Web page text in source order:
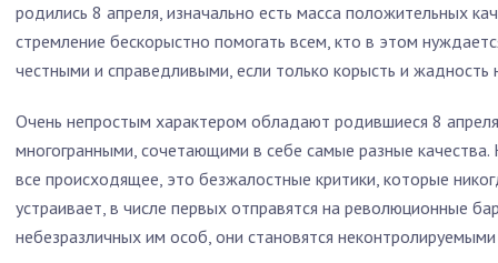
родились 8 апреля, изначально есть масса положительных
стремление бескорыстно помогать всем, кто в этом
честными и справедливыми, если только корысть и жадность
Очень непростым характером обладают родившиеся 8
многогранными, сочетающими в себе самые разные качества.
все происходящее, это безжалостные критики, которые
устраивает, в числе первых отправятся на революционные
небезразличных им особ, они становятся